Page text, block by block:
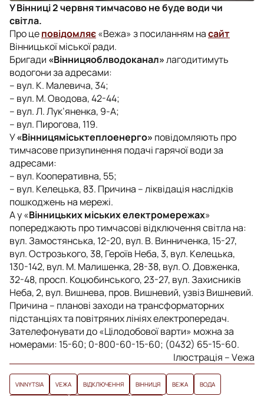
У Вінниці 2 червня тимчасово не буде води чи
світла.
Про цеповідомляє«Вежа» з посиланням насайт
Вінницької міської ради.
Бригади «Вінницяоблводоканал»лагодитимуть
водогони за адресами:
– вул. К. Малевича, 34;
– вул. М. Оводова, 42-44;
– вул. Л. Лук’яненка, 9-А;
– вул. Пирогова, 119.
У«Вінницяміськтеплоенерго» повідомляють про
тимчасове призупинення подачі гарячої води за
адресами:
– вул. Кооперативна, 55;
– вул. Келецька, 83. Причина – ліквідація наслідків
пошкоджень на мережі.
А у «Вінницьких міських електромережах»
попереджають про тимчасові відключення світла на:
вул. Замостянська, 12-20, вул. В. Винниченка, 15-27,
вул. Острозького, 38, Героїв Неба, 3, вул. Келецька,
130-142, вул. М. Малишенка, 28-38, вул. О. Довженка,
32-48, просп. Коцюбинського, 23-27, вул. Захисників
Неба, 2, вул. Вишнева, пров. Вишневий, узвіз Вишневий.
Причина – планові заходи на трансформаторних
підстанціях та повітряних лініях електропередач.
Зателефонувати до «Цілодобової варти» можна за
номерами: 15-60; 0-800-60-15-60; (0432) 65-15-60.
Ілюстрація – Vежа
VINNYTSIA VЕЖА ВІДКЛЮЧЕННЯ ВІННИЦЯ ВЕЖА ВОДА